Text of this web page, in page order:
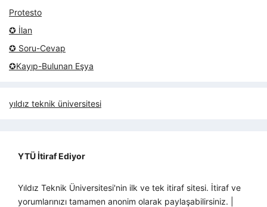
Protesto
✪ İlan
✪ Soru-Cevap
✪Kayıp-Bulunan Eşya
yıldız teknik üniversitesi
YTÜ İtiraf Ediyor
Yıldız Teknik Üniversitesi'nin ilk ve tek itiraf sitesi. İtiraf ve
yorumlarınızı tamamen anonim olarak paylaşabilirsiniz. |